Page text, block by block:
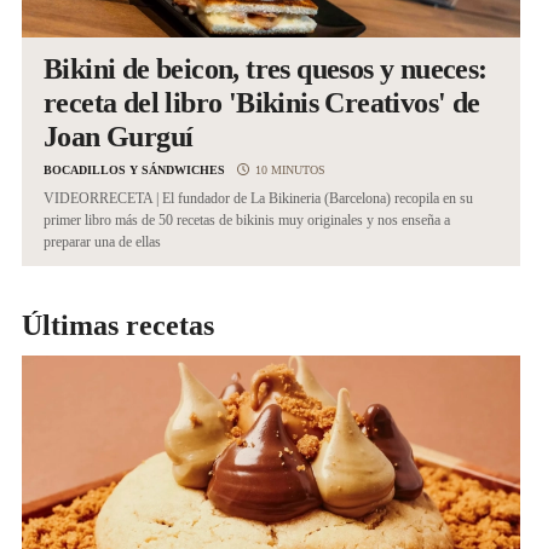
A CUCHILLO
INICIAR SESIÓN
Bikini de beicon, tres quesos y nueces:
receta del libro 'Bikinis Creativos' de
Joan Gurguí
BOCADILLOS Y SÁNDWICHES 10 MINUTOS
VIDEORRECETA | El fundador de La Bikineria (Barcelona) recopila en su
primer libro más de 50 recetas de bikinis muy originales y nos enseña a
preparar una de ellas
Últimas recetas